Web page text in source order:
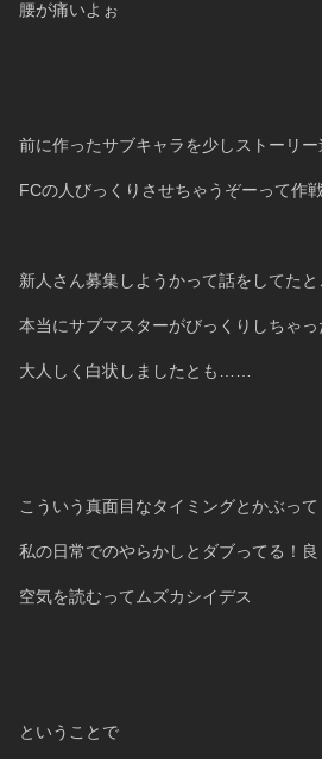
腰が痛いよぉ
前に作ったサブキャラを少しストーリー
FCの人びっくりさせちゃうぞーって作
新人さん募集しようかって話をしてた
本当にサブマスターがびっくりしちゃ
大人しく白状しましたとも……
こういう真面目なタイミングとかぶっ
私の日常でのやらかしとダブってる！良
空気を読むってムズカシイデス
ということで